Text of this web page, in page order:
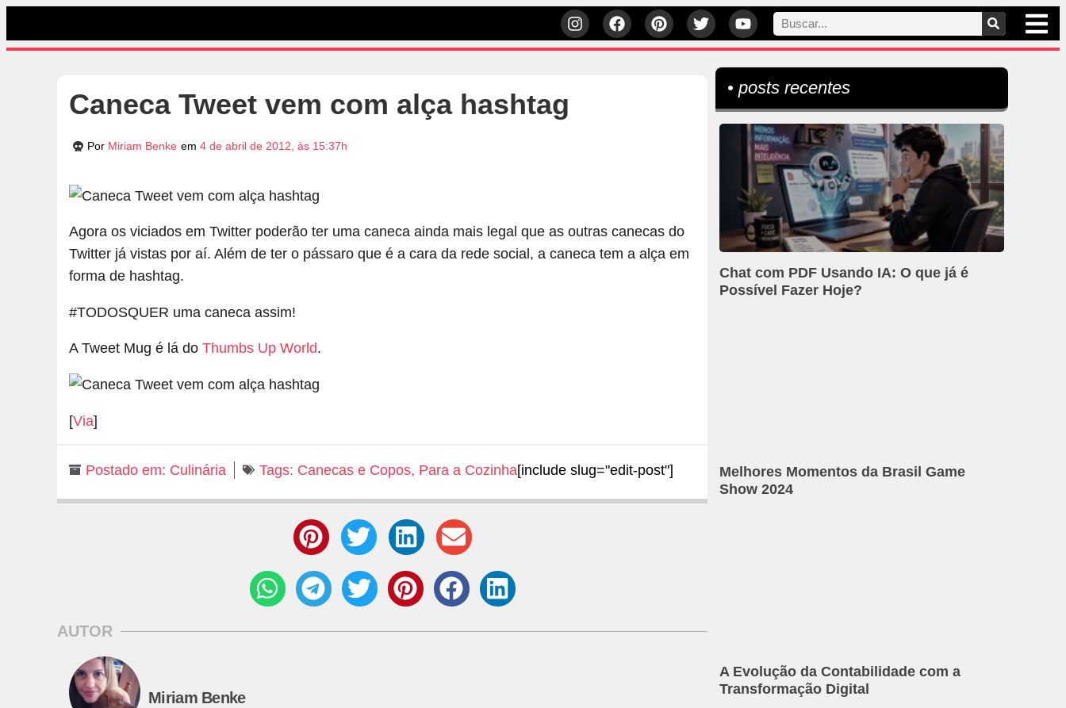
Caneca Tweet vem com alça hashtag
Por Miriam Benke em 4 de abril de 2012, às 15:37h
Agora os viciados em Twitter poderão ter uma caneca ainda mais legal que as outras canecas do
Twitter já vistas por aí. Além de ter o pássaro que é a cara da rede social, a caneca tem a alça em
forma de hashtag.
#TODOSQUER uma caneca assim!
A Tweet Mug é lá do Thumbs Up World.
[Via]
Postado em: Culinária Tags: Canecas e Copos, Para a Cozinha[include slug="edit-post"]
AUTOR
Miriam Benke
• posts recentes
Chat com PDF Usando IA: O que já é
Possível Fazer Hoje?
Melhores Momentos da Brasil Game
Show 2024
A Evolução da Contabilidade com a
Transformação Digital